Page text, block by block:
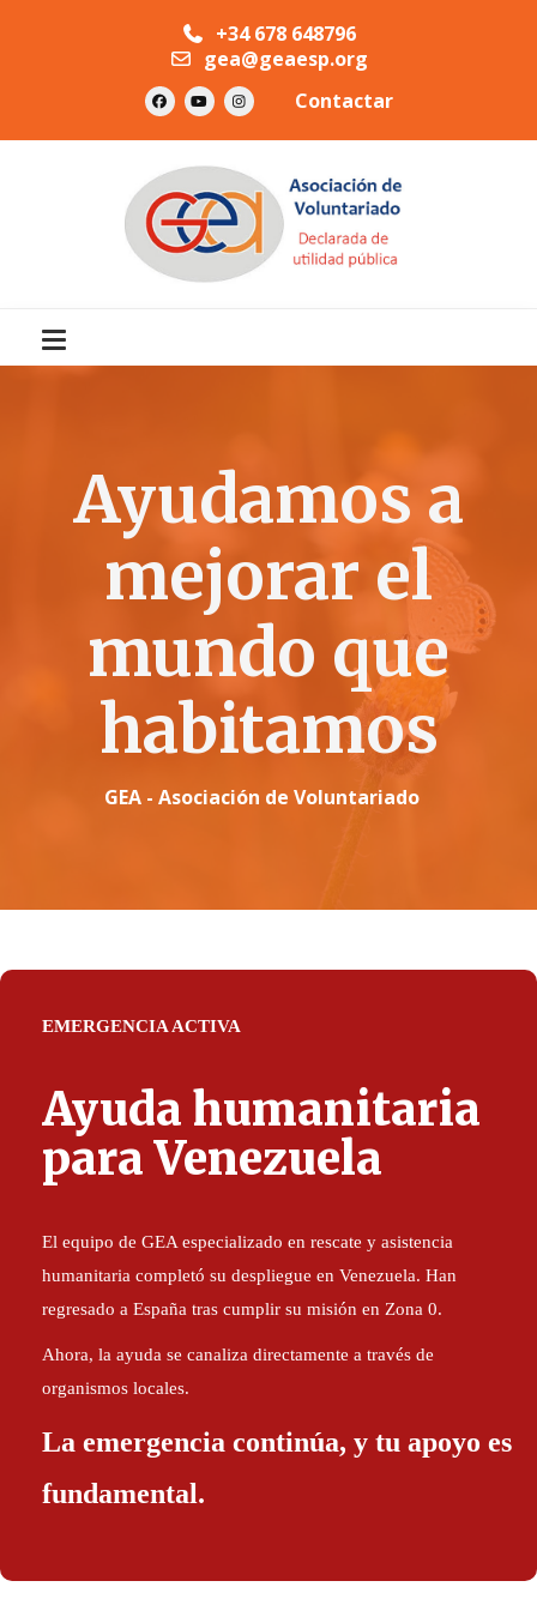
+34 678 648796
gea@geaesp.org
Contactar
Ayudamos a
mejorar el
mundo que
habitamos
GEA - Asociación de Voluntariado
EMERGENCIA ACTIVA
Ayuda humanitaria
para Venezuela
El equipo de GEA especializado en rescate y asistencia
humanitaria completó su despliegue en Venezuela. Han
regresado a España tras cumplir su misión en Zona 0.
Ahora, la ayuda se canaliza directamente a través de
organismos locales.
La emergencia continúa, y tu apoyo es
fundamental.